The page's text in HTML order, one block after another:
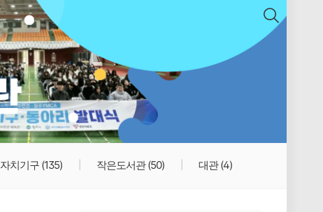
자치기구 (135) 작은도서관(50) 대관(4)